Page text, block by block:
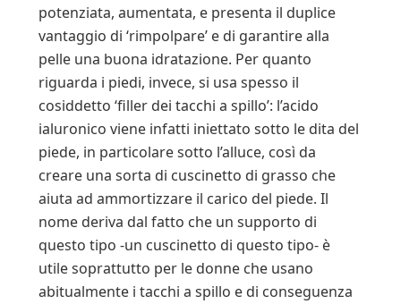
potenziata, aumentata, e presenta il duplice
vantaggio di ‘rimpolpare’ e di garantire alla
pelle una buona idratazione. Per quanto
riguarda i piedi, invece, si usa spesso il
cosiddetto ‘filler dei tacchi a spillo’: l’acido
ialuronico viene infatti iniettato sotto le dita del
piede, in particolare sotto l’alluce, così da
creare una sorta di cuscinetto di grasso che
aiuta ad ammortizzare il carico del piede. Il
nome deriva dal fatto che un supporto di
questo tipo -un cuscinetto di questo tipo- è
utile soprattutto per le donne che usano
abitualmente i tacchi a spillo e di conseguenza